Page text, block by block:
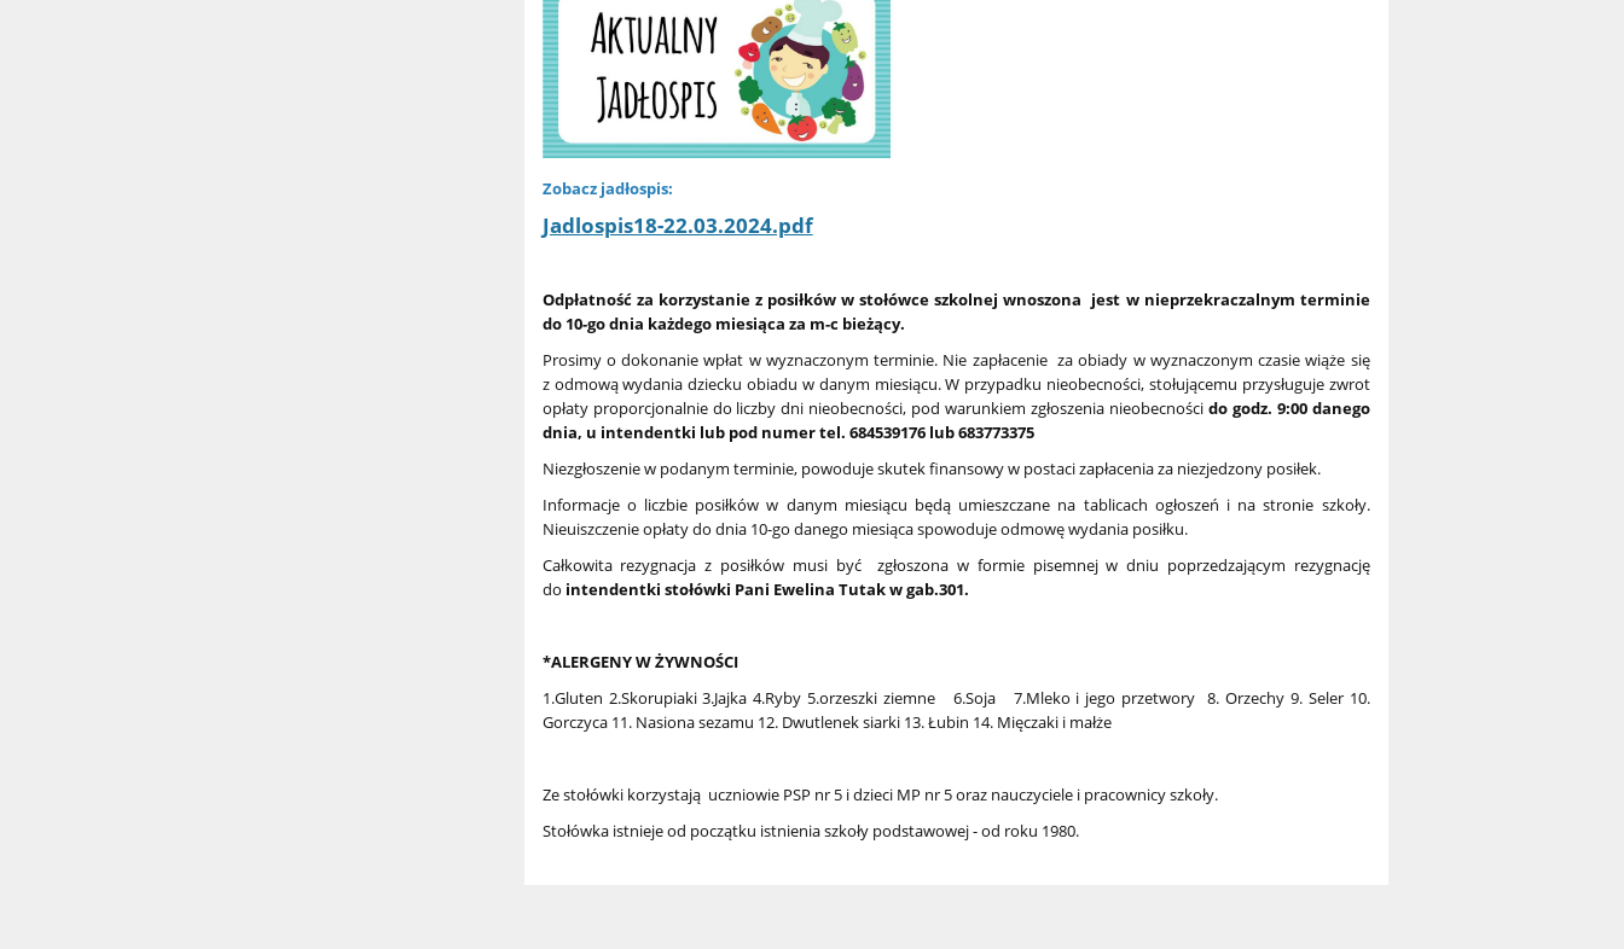
Zobacz jadłospis:
Jadlospis18-22.03.2024.pdf
Odpłatność za korzystanie z posiłków w stołówce szkolnej wnoszona jest w nieprzekraczalnym terminie
do 10-go dnia każdego miesiąca za m-c bieżący.
Prosimy o dokonanie wpłat w wyznaczonym terminie. Nie zapłacenie za obiady w wyznaczonym czasie wiąże się
z odmową wydania dziecku obiadu w danym miesiącu. W przypadku nieobecności, stołującemu przysługuje zwrot
opłaty proporcjonalnie do liczby dni nieobecności, pod warunkiem zgłoszenia nieobecności do godz. 9:00 danego
dnia, u intendentki lub pod numer tel. 684539176 lub 683773375
Niezgłoszenie w podanym terminie, powoduje skutek finansowy w postaci zapłacenia za niezjedzony posiłek.
Informacje o liczbie posiłków w danym miesiącu będą umieszczane na tablicach ogłoszeń i na stronie szkoły.
Nieuiszczenie opłaty do dnia 10-go danego miesiąca spowoduje odmowę wydania posiłku.
Całkowita rezygnacja z posiłków musi być zgłoszona w formie pisemnej w dniu poprzedzającym rezygnację
do intendentki stołówki Pani Ewelina Tutak w gab.301.
*ALERGENY W ŻYWNOŚCI
1.Gluten 2.Skorupiaki 3.Jajka 4.Ryby 5.orzeszki ziemne 6.Soja 7.Mleko i jego przetwory 8. Orzechy 9. Seler 10.
Gorczyca 11. Nasiona sezamu 12. Dwutlenek siarki 13. Łubin 14. Mięczaki i małże
Ze stołówki korzystają uczniowie PSP nr 5 i dzieci MP nr 5 oraz nauczyciele i pracownicy szkoły.
Stołówka istnieje od początku istnienia szkoły podstawowej - od roku 1980.